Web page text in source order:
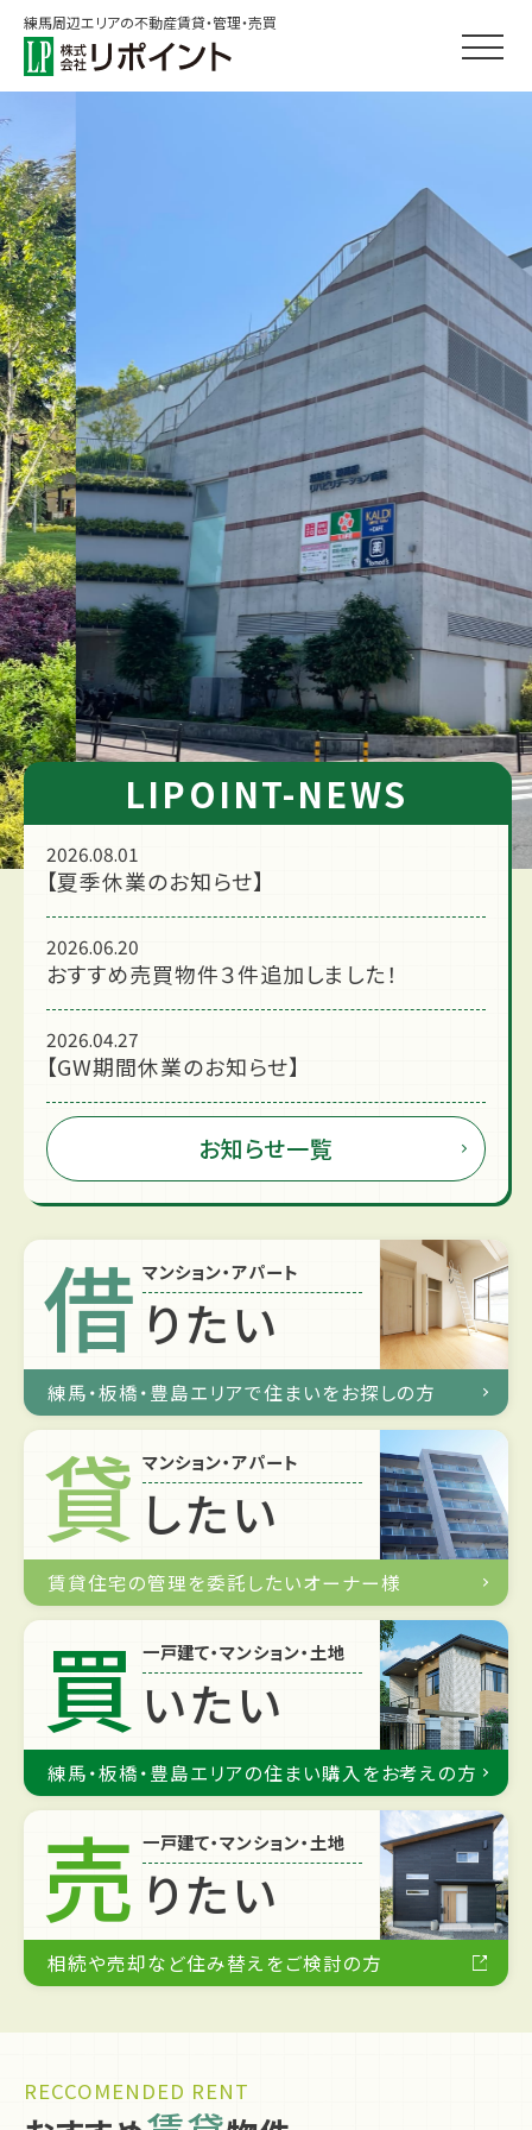
練馬周辺エリアの不動産賃貸・管理・売買
LIPOINT-NEWS
2026.08.01
【夏季休業のお知らせ】
2026.06.20
おすすめ売買物件３件追加しました！
2026.04.27
【GW期間休業のお知らせ】
お知らせ一覧
借 マンション・アパート
りたい
練馬・板橋・豊島エリアで住まいをお探しの方
貸 マンション・アパート
したい
賃貸住宅の管理を委託したいオーナー様
買 一戸建て・マンション・土地
いたい
練馬・板橋・豊島エリアの住まい購入をお考えの方
売 一戸建て・マンション・土地
りたい
相続や売却など住み替えをご検討の方
RECCOMENDED RENT